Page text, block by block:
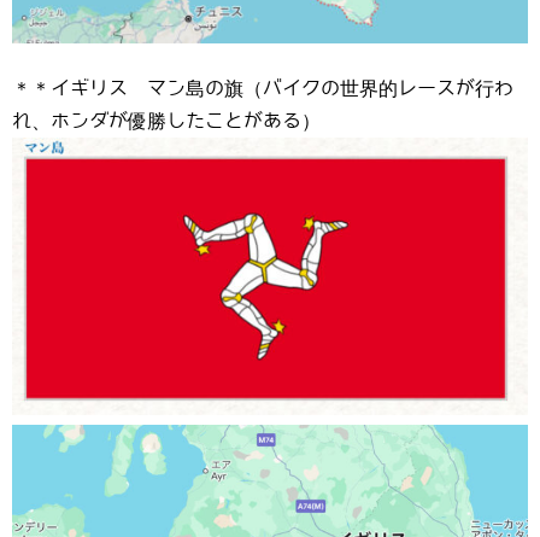
＊＊イギリス マン島の旗（バイクの世界的レースが行わ
れ、ホンダが優勝したことがある）